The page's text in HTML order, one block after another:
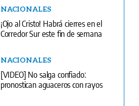
NACIONALES
¡Ojo al Cristo! Habrá cierres en el
Corredor Sur este fin de semana
NACIONALES
[VIDEO] No salga confiado:
pronostican aguaceros con rayos